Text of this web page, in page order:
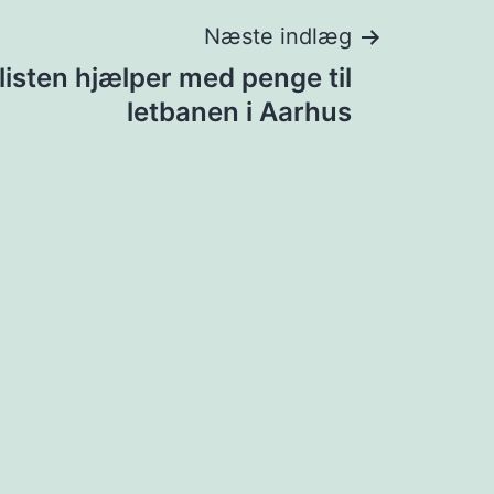
Næste indlæg
hjælper med penge til
letbanen i Aarhus